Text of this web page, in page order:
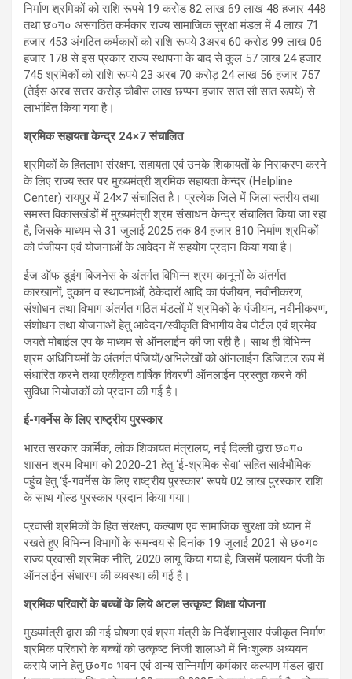
निर्माण श्रमिकों को राशि रूपये 19 करोड 82 लाख 69 लाख 48 हजार 448
तथा छ०ग० असंगठित कर्मकार राज्य सामाजिक सुरक्षा मंडल में 4 लाख 71
हजार 453 अंगठित कर्मकारों को राशि रूपये 3अरब 60 करोड 99 लाख 06
हजार 178 से इस प्रकार राज्य स्थापना के बाद से कुल 57 लाख 24 हजार
745 श्रमिकों को राशि रूपये 23 अरब 70 करोड़ 24 लाख 56 हजार 757
(तेईस अरब सत्तर करोड़ चौबीस लाख छप्पन हजार सात सौ सात रूपये) से
लाभांवित किया गया है।
श्रमिक सहायता केन्द्र 24×7 संचालित
श्रमिकों के हितलाभ संरक्षण, सहायता एवं उनके शिकायतों के निराकरण करने
के लिए राज्य स्तर पर मुख्यमंत्री श्रमिक सहायता केन्द्र (Helpline
Center) रायपुर में 24×7 संचालित है। प्रत्येक जिले में जिला स्तरीय तथा
समस्त विकासखंडों में मुख्यमंत्री श्रम संसाधन केन्द्र संचालित किया जा रहा
है, जिसके माध्यम से 31 जुलाई 2025 तक 84 हजार 810 निर्माण श्रमिकों
को पंजीयन एवं योजनाओं के आवेदन में सहयोग प्रदान किया गया है।
ईज ऑफ डूइंग बिजनेस के अंतर्गत विभिन्न श्रम कानूनों के अंतर्गत
कारखानों, दुकान व स्थापनाओं, ठेकेदारों आदि का पंजीयन, नवीनीकरण,
संशोधन तथा विभाग अंतर्गत गठित मंडलों में श्रमिकों के पंजीयन, नवीनीकरण,
संशोधन तथा योजनाओं हेतु आवेदन/स्वीकृति विभागीय वेब पोर्टल एवं श्रमेव
जयते मोबाईल एप के माध्यम से ऑनलाईन की जा रही है। साथ ही विभिन्न
श्रम अधिनियमों के अंतर्गत पंजियों/अभिलेखों को ऑनलाईन डिजिटल रूप में
संधारित करने तथा एकीकृत वार्षिक विवरणी ऑनलाईन प्रस्तुत करने की
सुविधा नियोजकों को प्रदान की गई है।
ई-गवर्नेस के लिए राष्ट्रीय पुरस्कार
भारत सरकार कार्मिक, लोक शिकायत मंत्रालय, नई दिल्ली द्वारा छ०ग०
शासन श्रम विभाग को 2020-21 हेतु ‘ई-श्रमिक सेवा‘ सहित सार्वभौमिक
पहुंच हेतु ‘ई-गवर्नेस के लिए राष्ट्रीय पुरस्कार‘ रूपये 02 लाख पुरस्कार राशि
के साथ गोल्ड पुरस्कार प्रदान किया गया।
प्रवासी श्रमिकों के हित संरक्षण, कल्याण एवं सामाजिक सुरक्षा को ध्यान में
रखते हुए विभिन्न विभागों के समन्वय से दिनांक 19 जुलाई 2021 से छ०ग०
राज्य प्रवासी श्रमिक नीति, 2020 लागू किया गया है, जिसमें पलायन पंजी के
ऑनलाईन संधारण की व्यवस्था की गई है।
श्रमिक परिवारों के बच्चों के लिये अटल उत्कृष्ट शिक्षा योजना
मुख्यमंत्री द्वारा की गई घोषणा एवं श्रम मंत्री के निर्देशानुसार पंजीकृत निर्माण
श्रमिक परिवारों के बच्चों को उत्कृष्ट निजी शालाओं में निःशुल्क अध्ययन
कराये जाने हेतु छ०ग० भवन एवं अन्य सन्निर्माण कर्मकार कल्याण मंडल द्वारा